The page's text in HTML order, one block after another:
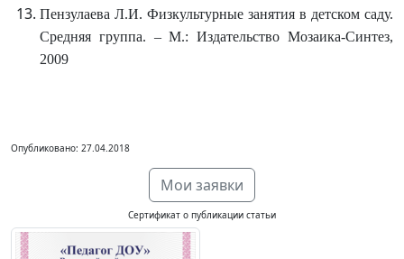
Пензулаева Л.И. Физкультурные занятия в детском саду.
Средняя группа. – М.: Издательство Мозаика-Синтез,
2009
Опубликовано: 27.04.2018
Мои заявки
Сертификат о публикации статьи